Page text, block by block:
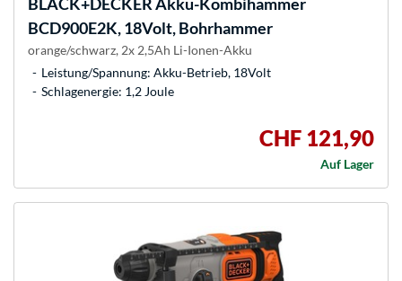
BCD900E2K, 18Volt, Bohrhammer
orange/schwarz, 2x 2,5Ah Li-Ionen-Akku
Leistung/Spannung: Akku-Betrieb, 18Volt
Schlagenergie: 1,2 Joule
CHF 121,90
Auf Lager